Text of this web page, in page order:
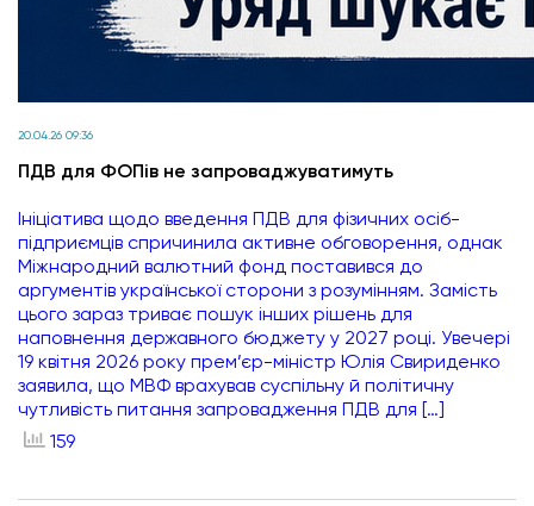
20.04.26 09:36
ПДВ для ФОПів не запроваджуватимуть
Ініціатива щодо введення ПДВ для фізичних осіб-
підприємців спричинила активне обговорення, однак
Міжнародний валютний фонд поставився до
аргументів української сторони з розумінням. Замість
цього зараз триває пошук інших рішень для
наповнення державного бюджету у 2027 році. Увечері
19 квітня 2026 року прем’єр-міністр Юлія Свириденко
заявила, що МВФ врахував суспільну й політичну
чутливість питання запровадження ПДВ для […]
159